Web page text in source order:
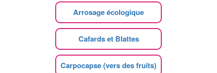
Arrosage écologique
Cafards et Blattes
Carpocapse (vers des fruits)